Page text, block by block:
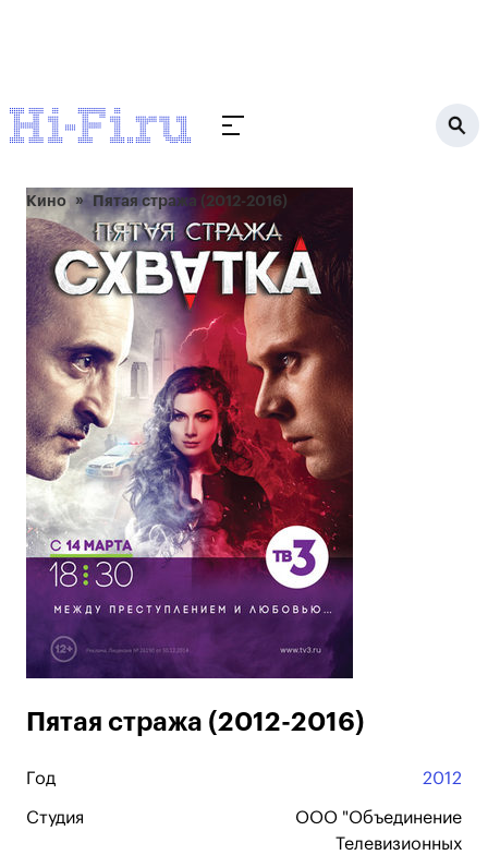
Кино Пятая стража (2012-2016)
Пятая стража (2012-2016)
Год 2012
Студия
ООО "Объединение
Телевизионных